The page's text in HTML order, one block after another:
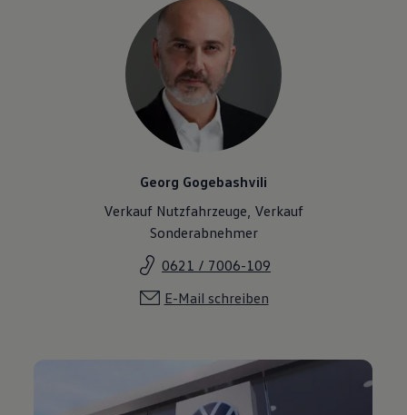
Georg Gogebashvili
Verkauf Nutzfahrzeuge, Verkauf
Sonderabnehmer
0621 / 7006-109
E-Mail schreiben